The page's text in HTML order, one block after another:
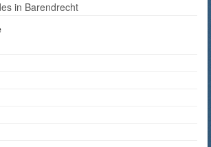
in Barendrecht